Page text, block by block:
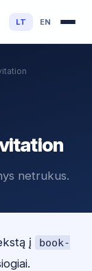
LT EN
netrukus.
į
book-